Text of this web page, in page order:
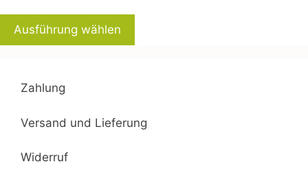
Ausführung wählen
Zahlung
Versand und Lieferung
Widerruf